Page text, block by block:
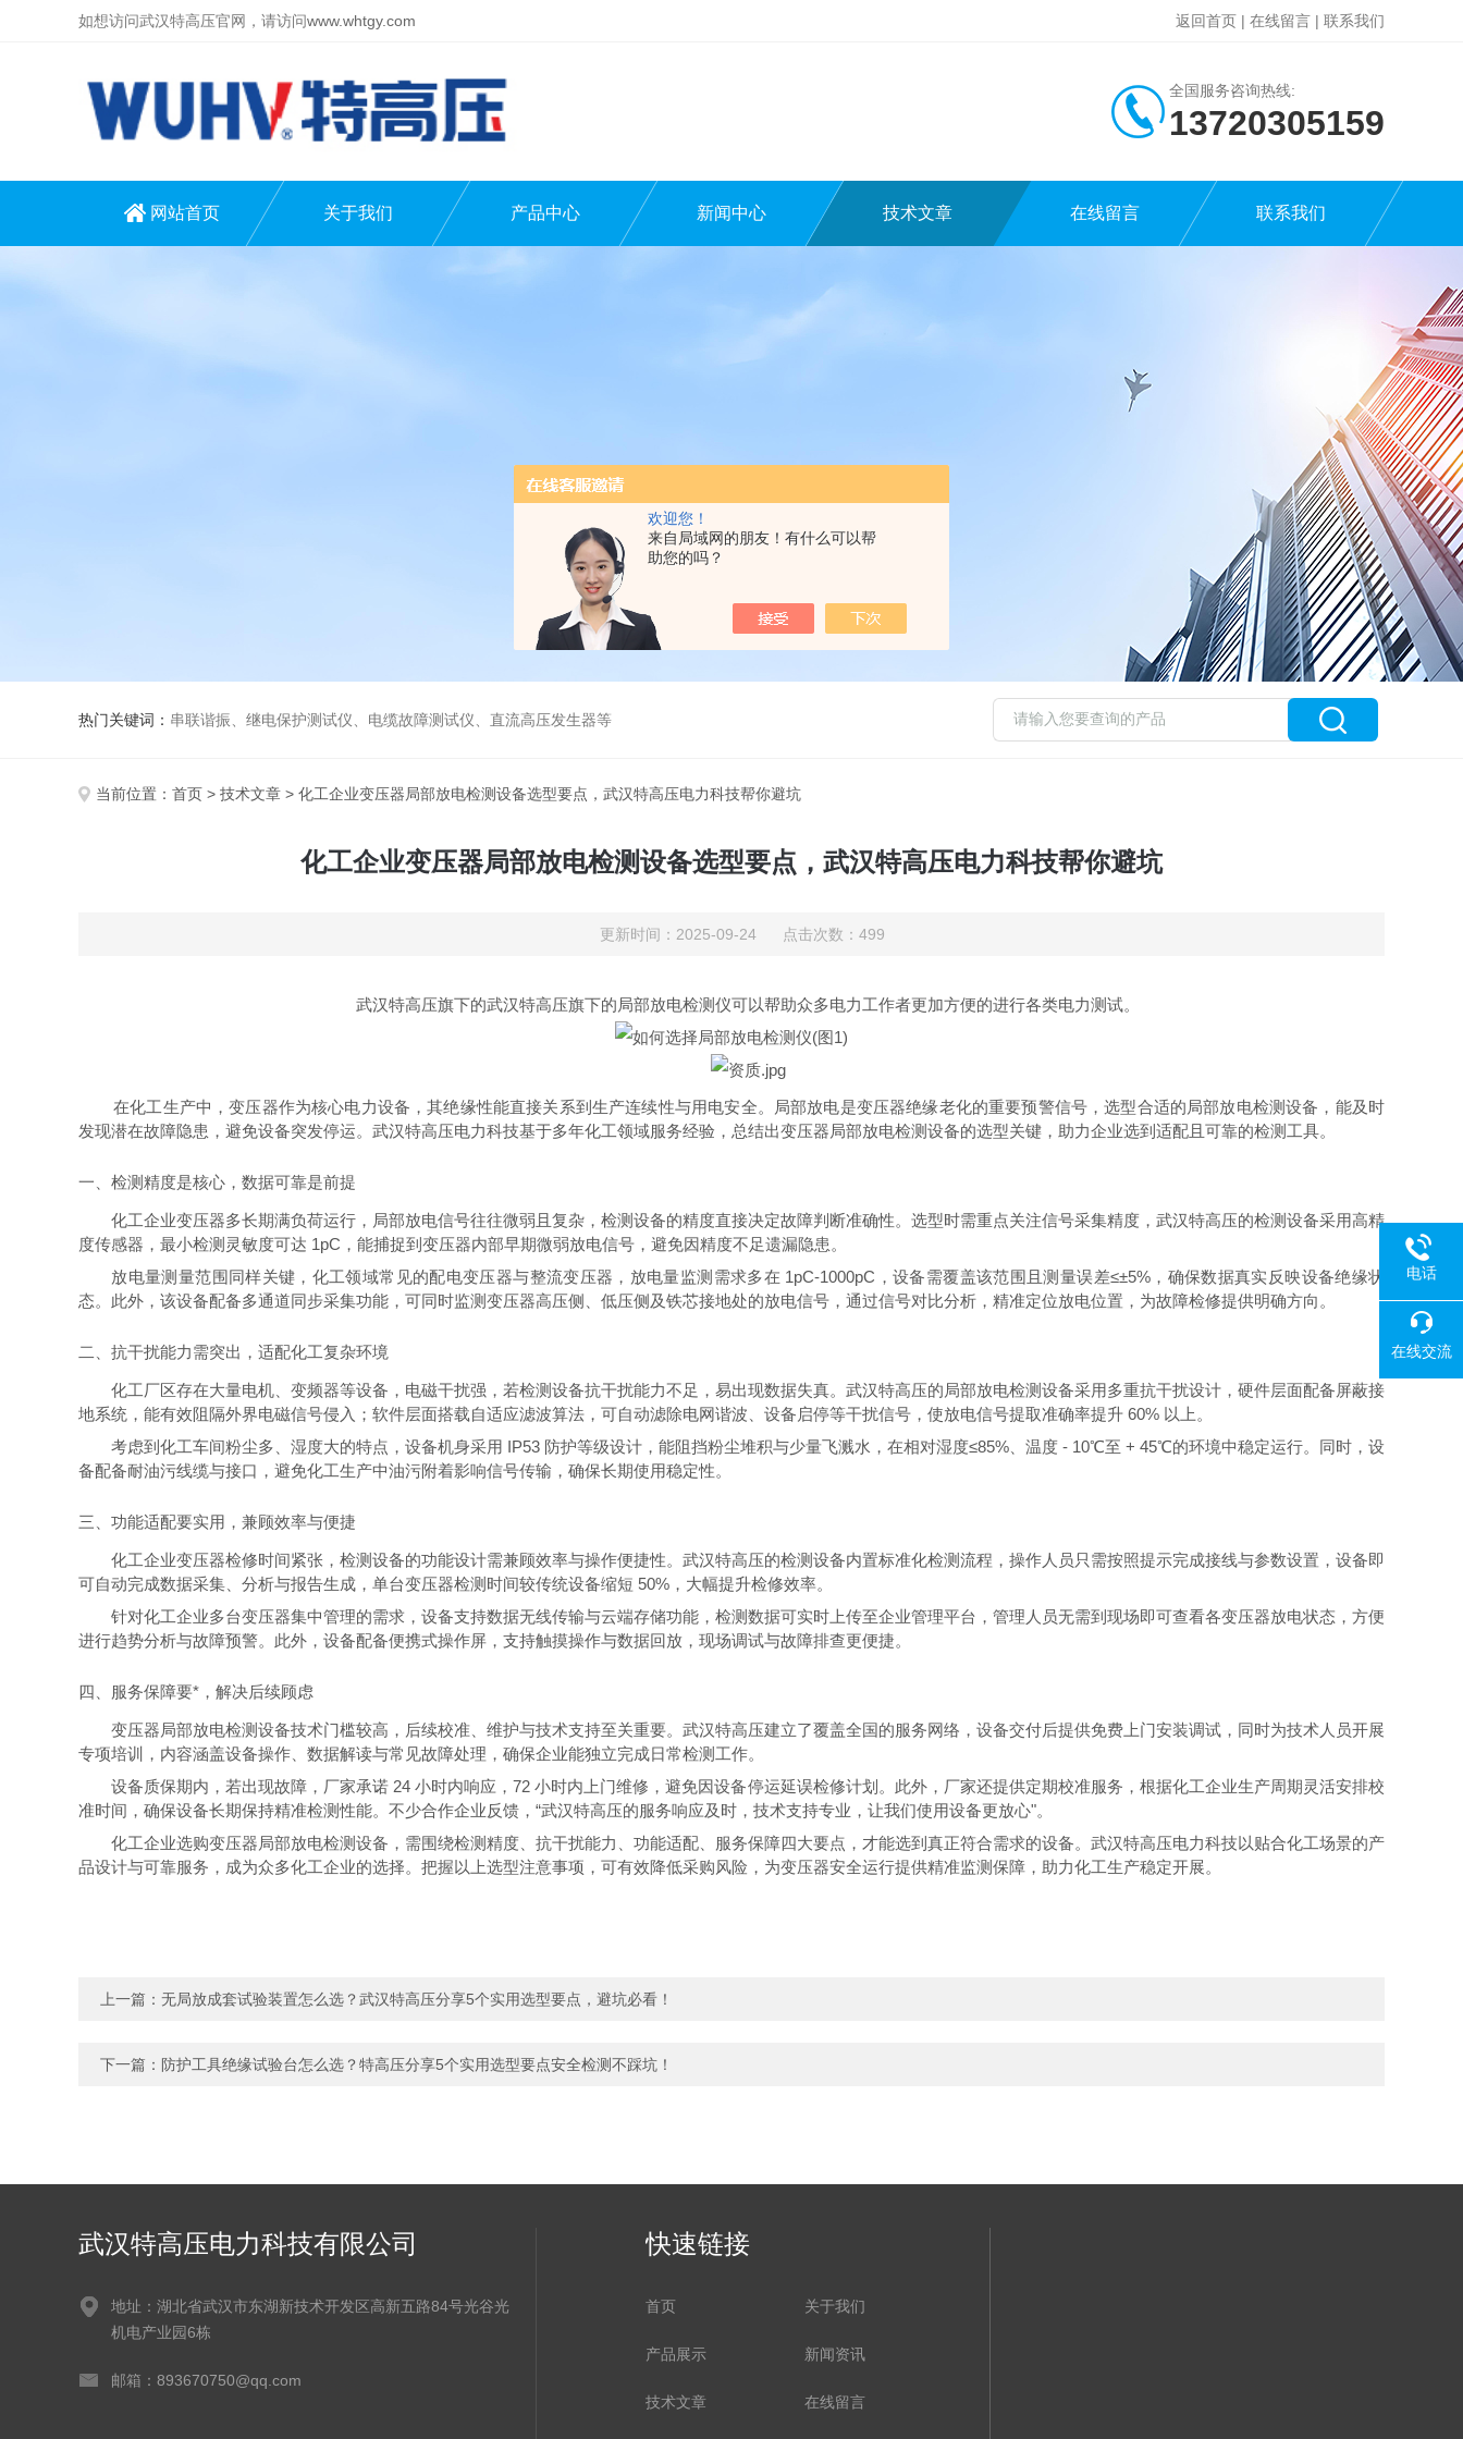
欢迎您！
来自局域网的朋友！有什么可以帮
助您的吗？
如想访问武汉特高压官网，请访问www.whtgy.com 返回首页 | 在线留言 | 联系我们
全国服务咨询热线:
13720305159
网站首页 关于我们 产品中心 新闻中心 技术文章 在线留言 联系我们
热门关键词： 串联谐振、继电保护测试仪、电缆故障测试仪、直流高压发生器等
当前位置： 首页 > 技术文章 > 化工企业变压器局部放电检测设备选型要点，武汉特高压电力科技帮你避坑​
化工企业变压器局部放电检测设备选型要点，武汉特高压电力科技帮你避坑​
更新时间：2025-09-24 点击次数：499
武汉特高压旗下的武汉特高压旗下的局部放电检测仪可以帮助众多电力工作者更加方便的进行各类电力测试。
在化工生产中，变压器作为核心电力设备，其绝缘性能直接关系到生产连续性与用电安全。局部放电是变压器绝缘老化的重要预警信号，选型合适的局部放电检测设备，能及时
发现潜在故障隐患，避免设备突发停运。武汉特高压电力科技基于多年化工领域服务经验，总结出变压器局部放电检测设备的选型关键，助力企业选到适配且可靠的检测工具。
一、检测精度是核心，数据可靠是前提
化工企业变压器多长期满负荷运行，局部放电信号往往微弱且复杂，检测设备的精度直接决定故障判断准确性。选型时需重点关注信号采集精度，武汉特高压的检测设备采用高精
度传感器，最小检测灵敏度可达 1pC，能捕捉到变压器内部早期微弱放电信号，避免因精度不足遗漏隐患。
放电量测量范围同样关键，化工领域常见的配电变压器与整流变压器，放电量监测需求多在 1pC-1000pC，设备需覆盖该范围且测量误差≤±5%，确保数据真实反映设备绝缘状
态。此外，该设备配备多通道同步采集功能，可同时监测变压器高压侧、低压侧及铁芯接地处的放电信号，通过信号对比分析，精准定位放电位置，为故障检修提供明确方向。
二、抗干扰能力需突出，适配化工复杂环境
化工厂区存在大量电机、变频器等设备，电磁干扰强，若检测设备抗干扰能力不足，易出现数据失真。武汉特高压的局部放电检测设备采用多重抗干扰设计，硬件层面配备屏蔽接
地系统，能有效阻隔外界电磁信号侵入；软件层面搭载自适应滤波算法，可自动滤除电网谐波、设备启停等干扰信号，使放电信号提取准确率提升 60% 以上。
考虑到化工车间粉尘多、湿度大的特点，设备机身采用 IP53 防护等级设计，能阻挡粉尘堆积与少量飞溅水，在相对湿度≤85%、温度 - 10℃至 + 45℃的环境中稳定运行。同时，设
备配备耐油污线缆与接口，避免化工生产中油污附着影响信号传输，确保长期使用稳定性。
三、功能适配要实用，兼顾效率与便捷
化工企业变压器检修时间紧张，检测设备的功能设计需兼顾效率与操作便捷性。武汉特高压的检测设备内置标准化检测流程，操作人员只需按照提示完成接线与参数设置，设备即
可自动完成数据采集、分析与报告生成，单台变压器检测时间较传统设备缩短 50%，大幅提升检修效率。
针对化工企业多台变压器集中管理的需求，设备支持数据无线传输与云端存储功能，检测数据可实时上传至企业管理平台，管理人员无需到现场即可查看各变压器放电状态，方便
进行趋势分析与故障预警。此外，设备配备便携式操作屏，支持触摸操作与数据回放，现场调试与故障排查更便捷。
四、服务保障要*，解决后续顾虑
变压器局部放电检测设备技术门槛较高，后续校准、维护与技术支持至关重要。武汉特高压建立了覆盖全国的服务网络，设备交付后提供免费上门安装调试，同时为技术人员开展
专项培训，内容涵盖设备操作、数据解读与常见故障处理，确保企业能独立完成日常检测工作。
设备质保期内，若出现故障，厂家承诺 24 小时内响应，72 小时内上门维修，避免因设备停运延误检修计划。此外，厂家还提供定期校准服务，根据化工企业生产周期灵活安排校
准时间，确保设备长期保持精准检测性能。不少合作企业反馈，“武汉特高压的服务响应及时，技术支持专业，让我们使用设备更放心"。
化工企业选购变压器局部放电检测设备，需围绕检测精度、抗干扰能力、功能适配、服务保障四大要点，才能选到真正符合需求的设备。武汉特高压电力科技以贴合化工场景的产
品设计与可靠服务，成为众多化工企业的选择。把握以上选型注意事项，可有效降低采购风险，为变压器安全运行提供精准监测保障，助力化工生产稳定开展。
上一篇： 无局放成套试验装置怎么选？武汉特高压分享5个实用选型要点，避坑必看！
下一篇： 防护工具绝缘试验台怎么选？特高压分享5个实用选型要点安全检测不踩坑！
武汉特高压电力科技有限公司
地址：湖北省武汉市东湖新技术开发区高新五路84号光谷光
机电产业园6栋
邮箱：893670750@qq.com
快速链接
首页 关于我们
产品展示 新闻资讯
技术文章 在线留言
电话
在线交流